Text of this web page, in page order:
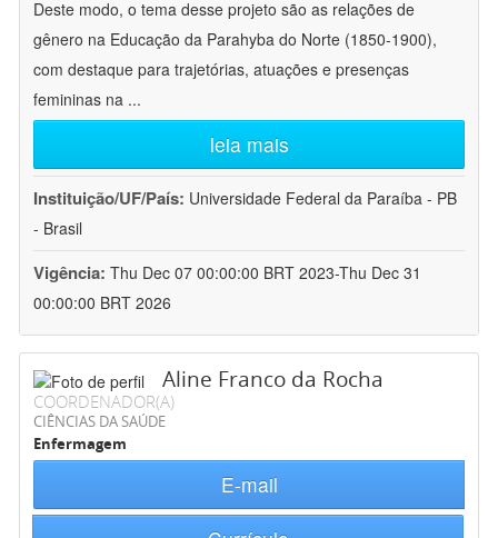
Deste modo, o tema desse projeto são as relações de
gênero na Educação da Parahyba do Norte (1850-1900),
com destaque para trajetórias, atuações e presenças
femininas na ...
leia mais
Instituição/UF/País: Universidade Federal da Paraíba - PB
- Brasil
Vigência: Thu Dec 07 00:00:00 BRT 2023-Thu Dec 31
00:00:00 BRT 2026
Aline Franco da Rocha
COORDENADOR(A)
CIÊNCIAS DA SAÚDE
Enfermagem
E-mail